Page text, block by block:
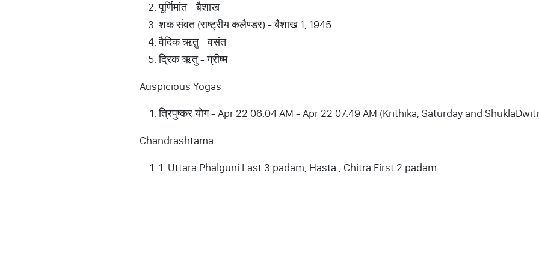
पूर्णिमांत - बैशाख
शक संवत (राष्ट्रीय कलैण्डर) - बैशाख 1, 1945
वैदिक ऋतु - वसंत
द्रिक ऋतु - ग्रीष्म
Auspicious Yogas
त्रिपुष्कर योग - Apr 22 06:04 AM - Apr 22 07:49 AM (Krithika, Saturday and
Chandrashtama
1. Uttara Phalguni Last 3 padam, Hasta , Chitra First 2 padam